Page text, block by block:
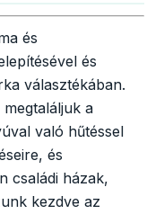
és
és
választékában.
a
való hűtéssel
és
családi házak,
kezdve az